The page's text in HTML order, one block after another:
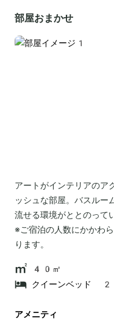
部屋おまかせ
アートがインテリアのア
ッシュな部屋。バスルー
流せる環境がととのって
※ご宿泊の人数にかかわ
ります。
40㎡
クイーンベッド
アメニティ